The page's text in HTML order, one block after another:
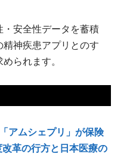
安全性データを蓄積
精神疾患アプリとのす
られます。
アムシェプリ」が保険
革の行方と日本医療の